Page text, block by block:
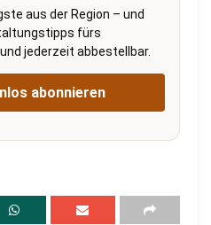
aus der Region – und
fürs
jederzeit abbestellbar.
abonnieren